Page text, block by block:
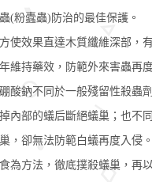
(粉蠹蟲)防治的最佳保護。
使效果直達木質纖維深部，
維持藥效，防範外來害蟲再
酸鈉不同於一般殘留性殺蟲
內部的蟻后斷絕蟻巢；也不
，卻無法防範白蟻再度入侵
為方法，徹底撲殺蟻巢，再